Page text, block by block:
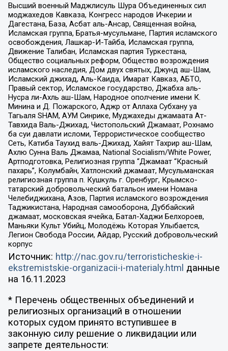
Высший военный Маджлисуль Шура Объединенных сил
моджахедов Кавказа, Конгресс народов Ичкерии и
Дагестана, База, Асбат аль-Ансар, Священная война,
Исламская группа, Братья-мусульмане, Партия исламского
освобождения, Лашкар-И-Тайба, Исламская группа,
Движение Талибан, Исламская партия Туркестана,
Общество социальных реформ, Общество возрождения
исламского наследия, Дом двух святых, Джунд аш-Шам,
Исламский джихад, Аль-Каида, Имарат Кавказ, АБТО,
Правый сектор, Исламское государство, Джабха аль-
Нусра ли-Ахль аш-Шам, Народное ополчение имени К.
Минина и Д. Пожарского, Аджр от Аллаха Субхану уа
Тагьаля SHAM, АУМ Синрике, Муджахеды джамаата Ат-
Тавхида Валь-Джихад, Чистопольский Джамаат, Рохнамо
ба суи давлати исломи, Террористическое сообщество
Сеть, Катиба Таухид валь-Джихад, Хайят Тахрир аш-Шам,
Ахлю Сунна Валь Джамаа, National Socialism/White Power,
Артподготовка, Религиозная группа “Джамаат “Красный
пахарь”, Колумбайн, Хатлонский джамаат, Мусульманская
религиозная группа п. Кушкуль г. Оренбург, Крымско-
татарский добровольческий батальон имени Номана
Челебиджихана, Азов, Партия исламского возрождения
Таджикистана, Народная самооборона, Дуббайский
джамаат, московская ячейка, Батал-Хаджи Белхороев,
Маньяки Культ Убийц, Молодёжь Которая Улыбается,
Легион Свобода России, Айдар, Русский добровольческий
корпус
Источник: http://nac.gov.ru/terroristicheskie-i-
ekstremistskie-organizacii-i-materialy.html данные
на 16.11.2023
* Перечень общественных объединений и
религиозных организаций в отношении
которых судом принято вступившее в
законную силу решение о ликвидации или
запрете деятельности: